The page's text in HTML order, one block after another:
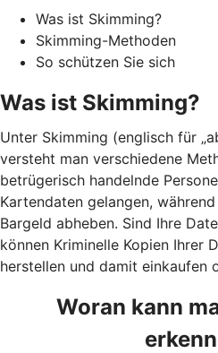
Was ist Skimming?
Skimming-Methoden
So schützen Sie sich
Was ist Skimming?
Unter Skimming (englisch für
versteht man verschiedene
betrügerisch handelnde
Kartendaten gelangen,
Bargeld abheben. Sind Ihre
können Kriminelle Kopien Ihrer
herstellen und damit einkaufen
Woran kann